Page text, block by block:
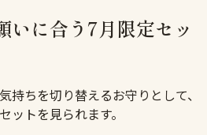
いに合う7月限定セッ
持ちを切り替えるお守りとして、
ットを見られます。